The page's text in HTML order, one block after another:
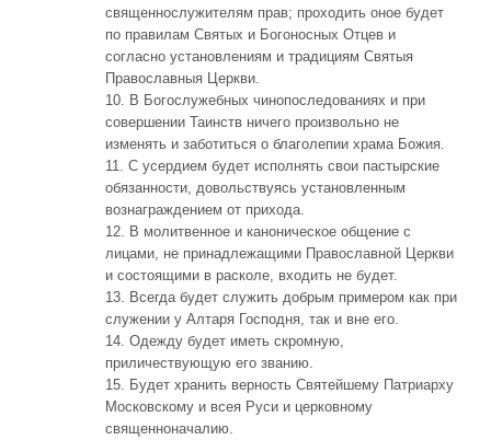
священнослужителям прав; проходить оное будет
по правилам Святых и Богоносных Отцев и
согласно установлениям и традициям Святыя
Православныя Церкви.
10. В Богослужебных чинопоследованиях и при
совершении Таинств ничего произвольно не
изменять и заботиться о благолепии храма Божия.
11. С усердием будет исполнять свои пастырские
обязанности, довольствуясь установленным
вознаграждением от прихода.
12. В молитвенное и каноническое общение с
лицами, не принадлежащими Православной Церкви
и состоящими в расколе, входить не будет.
13. Всегда будет служить добрым примером как при
служении у Алтаря Господня, так и вне его.
14. Одежду будет иметь скромную,
приличествующую его званию.
15. Будет хранить верность Святейшему Патриарху
Московскому и всея Руси и церковному
священноначалию.